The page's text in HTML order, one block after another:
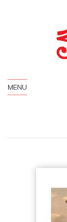
MENU